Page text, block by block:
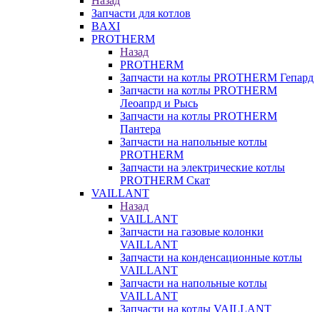
Запчасти для котлов
BAXI
PROTHERM
Назад
PROTHERM
Запчасти на котлы PROTHERM Гепард
Запчасти на котлы PROTHERM
Леоапрд и Рысь
Запчасти на котлы PROTHERM
Пантера
Запчасти на напольные котлы
PROTHERM
Запчасти на электрические котлы
PROTHERM Скат
VAILLANT
Назад
VAILLANT
Запчасти на газовые колонки
VAILLANT
Запчасти на конденсационные котлы
VAILLANT
Запчасти на напольные котлы
VAILLANT
Запчасти на котлы VAILLANT